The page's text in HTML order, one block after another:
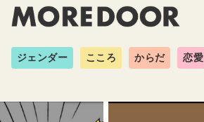
ジェンダー こころ からだ 恋愛